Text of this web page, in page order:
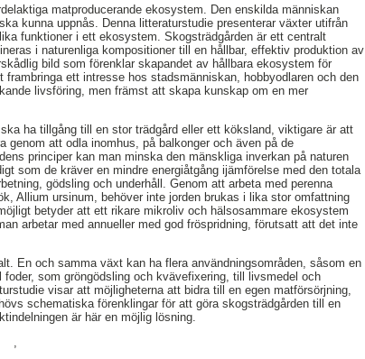
matproducerande ekosystem. Den enskilda människan
kunna uppnås. Denna litteraturstudie presenterar växter utifrån
funktioner i ett ekosystem. Skogsträdgården är ett centralt
i naturenliga kompositioner till en hållbar, effektiv produktion av
bild som förenklar skapandet av hållbara ekosystem för
ett intresse hos stadsmänniskan, hobbyodlaren och den
livsföring, men främst att skapa kunskap om en mer
ha tillgång till en stor trädgård eller ett köksland, viktigare är att
genom att odla inomhus, på balkonger och även på de
principer kan man minska den mänskliga inverkan på naturen
som de kräver en mindre energiåtgång ijämförelse med den totala
gödsling och underhåll. Genom att arbeta med perenna
Allium ursinum, behöver inte jorden brukas i lika stor omfattning
betyder att ett rikare mikroliv och hälsosammare ekosystem
arbetar med annueller med god fröspridning, förutsatt att det inte
En och samma växt kan ha flera användningsområden, såsom en
som gröngödsling och kvävefixering, till livsmedel och
visar att möjligheterna att bidra till en egen matförsörjning,
schematiska förenklingar för att göra skogsträdgården till en
är här en möjlig lösning.